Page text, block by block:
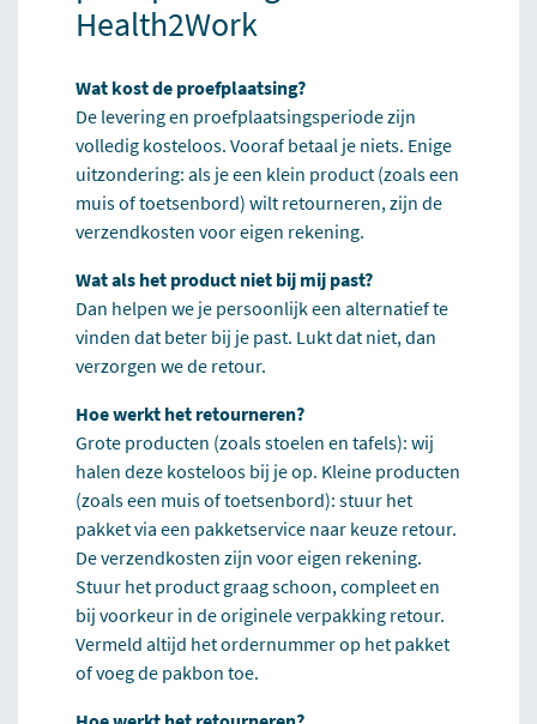
Health2Work
Wat kost de proefplaatsing?
De levering en proefplaatsingsperiode zijn
volledig kosteloos. Vooraf betaal je niets. Enige
uitzondering: als je een klein product (zoals een
muis of toetsenbord) wilt retourneren, zijn de
verzendkosten voor eigen rekening.
Wat als het product niet bij mij past?
Dan helpen we je persoonlijk een alternatief te
vinden dat beter bij je past. Lukt dat niet, dan
verzorgen we de retour.
Hoe werkt het retourneren?
Grote producten (zoals stoelen en tafels): wij
halen deze kosteloos bij je op. Kleine producten
(zoals een muis of toetsenbord): stuur het
pakket via een pakketservice naar keuze retour.
De verzendkosten zijn voor eigen rekening.
Stuur het product graag schoon, compleet en
bij voorkeur in de originele verpakking retour.
Vermeld altijd het ordernummer op het pakket
of voeg de pakbon toe.